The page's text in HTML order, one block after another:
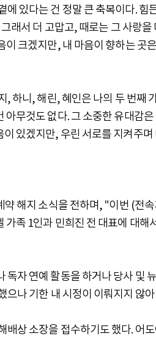
있다는 건 정말 큰 축복이다. 힘
래서 더 고맙고, 때로는 그 사랑
크겠지만, 내 마음이 향하는 곳
하니, 해린, 혜인은 나의 두 번째
무것도 없다. 그 소중한 유대감
있겠지만, 우린 서로를 지켜주
해지 소식을 전하며, "이번 (전
족 1인과 민희진 전 대표에 대
자 연예 활동을 하거나 당사 및
으나 기한 내 시정이 이뤄지지 않
상 소장을 접수하기도 했다. 어